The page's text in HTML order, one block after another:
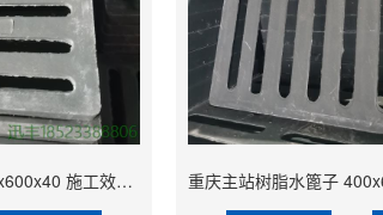
重庆重庆浴室水篦子 400x600x40 施工效率高 地沟排水用 防滑性能好